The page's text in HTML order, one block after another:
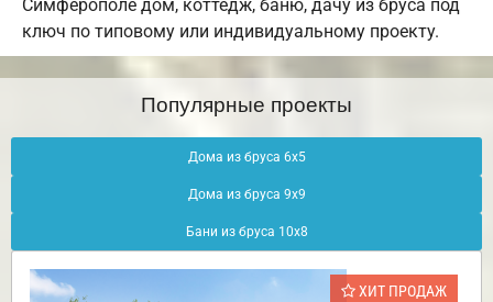
Симферополе дом, коттедж, баню, дачу из бруса под
ключ по типовому или индивидуальному проекту.
Популярные проекты
Дома из бруса 6х5
Дома из бруса 9х9
Бани из бруса 10х8
ХИТ ПРОДАЖ